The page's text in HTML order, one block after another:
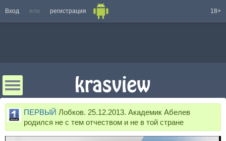
Вход или регистрация 18+
ПЕРВЫЙ Лобков. 25.12.2013. Академик Абелев
родился не с тем отчеством и не в той стране